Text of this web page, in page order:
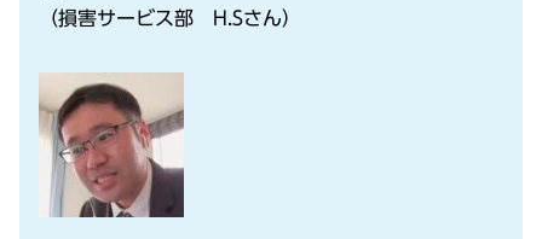
（損害サービス部 H.Sさん）